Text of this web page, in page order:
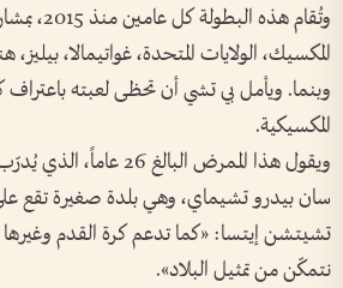
وتُقام هذه
المكسيك، الولايات المتحدة، غواتيمالا،
وبنما. ويأمل بي تشي أن تحظى لعبته
المكسيكية.
ويقول هذا الممرض البالغ
تشيتشن إيتسا: «كما تدعم كرة القدم
نتمكّن من تمثيل البلاد».